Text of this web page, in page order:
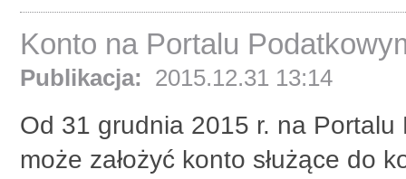
Konto na Portalu
Publikacja: 2015.12.31 13:14
Od 31 grudnia 2015 r. na Portalu
może założyć konto służące do